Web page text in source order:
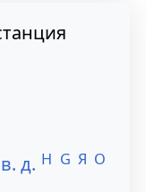
д. H G Я O